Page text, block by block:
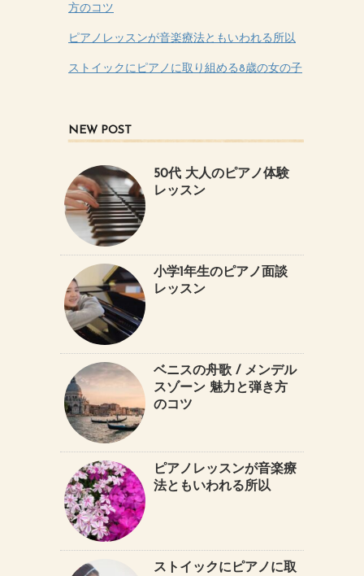
方のコツ
ピアノレッスンが音楽療法ともいわれる所以
ストイックにピアノに取り組める8歳の女の子
NEW POST
50代 大人のピアノ体験
レッスン
小学1年生のピアノ面談
レッスン
ベニスの舟歌 / メンデル
スゾーン 魅力と弾き方
のコツ
ピアノレッスンが音楽療
法ともいわれる所以
ストイックにピアノに取